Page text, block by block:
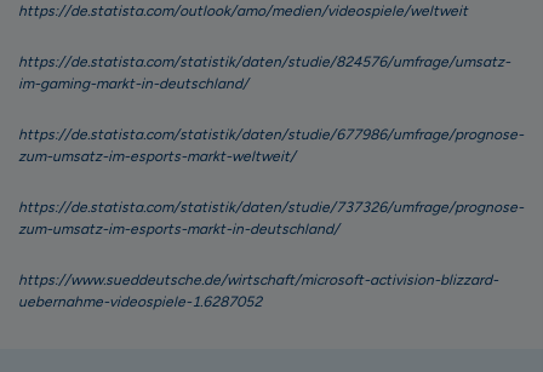
https://de.statista.com/outlook/amo/medien/videospiele/weltweit
https://de.statista.com/statistik/daten/studie/824576/umfrage/umsatz-
im-gaming-markt-in-deutschland/
https://de.statista.com/statistik/daten/studie/677986/umfrage/prognose-
zum-umsatz-im-esports-markt-weltweit/
https://de.statista.com/statistik/daten/studie/737326/umfrage/prognose-
zum-umsatz-im-esports-markt-in-deutschland/
https://www.sueddeutsche.de/wirtschaft/microsoft-activision-blizzard-
uebernahme-videospiele-1.6287052